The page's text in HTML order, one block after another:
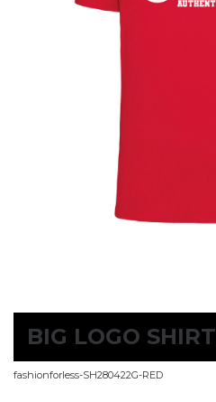
BIG LOGO SHIRT
fashionforless-SH280422G-RED